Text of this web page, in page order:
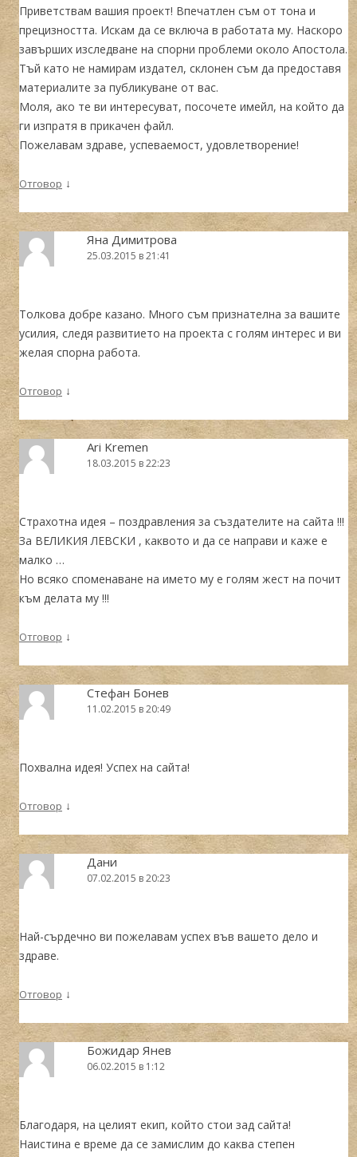
Приветствам вашия проект! Впечатлен съм от тона и
прецизността. Искам да се включа в работата му. Наскоро
завърших изследване на спорни проблеми около Апостола.
Тъй като не намирам издател, склонен съм да предоставя
материалите за публикуване от вас.
Моля, ако те ви интересуват, посочете имейл, на който да
ги изпратя в прикачен файл.
Пожелавам здраве, успеваемост, удовлетворение!
Отговор ↓
Яна Димитрова
25.03.2015 в 21:41
Толкова добре казано. Много съм признателна за вашите
усилия, следя развитието на проекта с голям интерес и ви
желая спорна работа.
Отговор ↓
Аri Kremen
18.03.2015 в 22:23
Страхотна идея – поздравления за създателите на сайта !!!
За ВЕЛИКИЯ ЛЕВСКИ , каквото и да се направи и каже е
малко …
Но всяко споменаване на името му е голям жест на почит
към делата му !!!
Отговор ↓
Стефан Бонев
11.02.2015 в 20:49
Похвална идея! Успех на сайта!
Отговор ↓
Дани
07.02.2015 в 20:23
Най-сърдечно ви пожелавам успех във вашето дело и
здраве.
Отговор ↓
Божидар Янев
06.02.2015 в 1:12
Благодаря, на целият екип, който стои зад сайта!
Наистина е време да се замислим до каква степен